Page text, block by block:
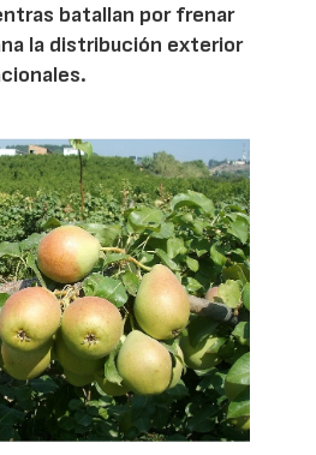
batallan por frenar
la distribución exterior